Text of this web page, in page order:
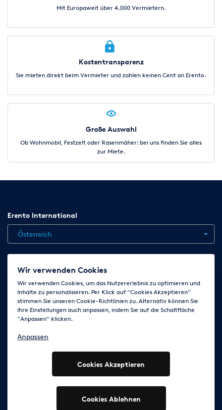
Mit Europaweit über 4.000 Vermietern.
Kostentransparenz
Sie mieten direkt beim Vermieter und zahlen keinen Cent an Erento.
Große Auswahl
Ob Wohnmobil, Festzelt oder Rasenmäher: bei uns finden Sie alles
zur Miete.
Erento International
Österreich
Jobs Kontakt News
AGB
Impressum Cookie-Einstellungen ändern
Folge uns auf
© 2003 - 2026 Erento Campanda GmbH - Alle Rechte
vorbehalten
Ausgewiesene Marken gehören den jeweiligen Eigentümern.
Wir verwenden Cookies
Wir verwenden Cookies, um das Nutzererlebnis zu optimieren und
Inhalte zu personalisieren. Per Klick auf "Cookies Akzeptieren"
stimmen Sie unseren Cookie-Richtlinien zu. Alternativ können Sie
Ihre Einstellungen auch anpassen, indem Sie auf die Schaltfläche
"Anpassen" klicken.
Anpassen
Cookies Akzeptieren
Cookies Ablehnen